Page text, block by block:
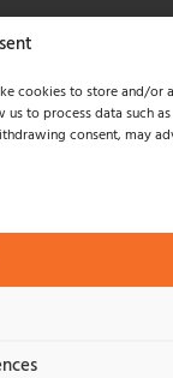
cookies to store and/or
to process data such
consent, may